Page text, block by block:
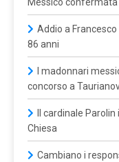
Addio a
86 anni
I madonnari
concorso a
Il cardinale
Chiesa
Cambiano i